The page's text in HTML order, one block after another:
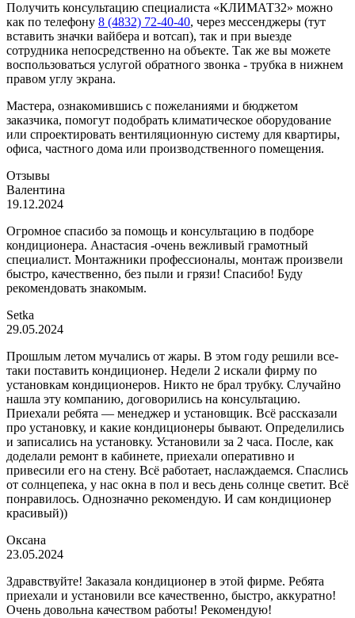
Получить консультацию специалиста «КЛИМАТ32» можно
как по телефону 8 (4832) 72-40-40, через мессенджеры (тут
вставить значки вайбера и вотсап), так и при выезде
сотрудника непосредственно на объекте. Так же вы можете
воспользоваться услугой обратного звонка - трубка в нижнем
правом углу экрана.
Мастера, ознакомившись с пожеланиями и бюджетом
заказчика, помогут подобрать климатическое оборудование
или спроектировать вентиляционную систему для квартиры,
офиса, частного дома или производственного помещения.
Отзывы
Валентина
19.12.2024
Огромное спасибо за помощь и консультацию в подборе
кондиционера. Анастасия -очень вежливый грамотный
специалист. Монтажники профессионалы, монтаж произвели
быстро, качественно, без пыли и грязи! Спасибо! Буду
рекомендовать знакомым.
Setka
29.05.2024
Прошлым летом мучались от жары. В этом году решили все-
таки поставить кондиционер. Недели 2 искали фирму по
установкам кондиционеров. Никто не брал трубку. Случайно
нашла эту компанию, договорились на консультацию.
Приехали ребята — менеджер и установщик. Всё рассказали
про установку, и какие кондиционеры бывают. Определились
и записались на установку. Установили за 2 часа. После, как
доделали ремонт в кабинете, приехали оперативно и
привесили его на стену. Всё работает, наслаждаемся. Спаслись
от солнцепека, у нас окна в пол и весь день солнце светит. Всё
понравилось. Однозначно рекомендую. И сам кондиционер
красивый))
Оксана
23.05.2024
Здравствуйте! Заказала кондиционер в этой фирме. Ребята
приехали и установили все качественно, быстро, аккуратно!
Очень довольна качеством работы! Рекомендую!